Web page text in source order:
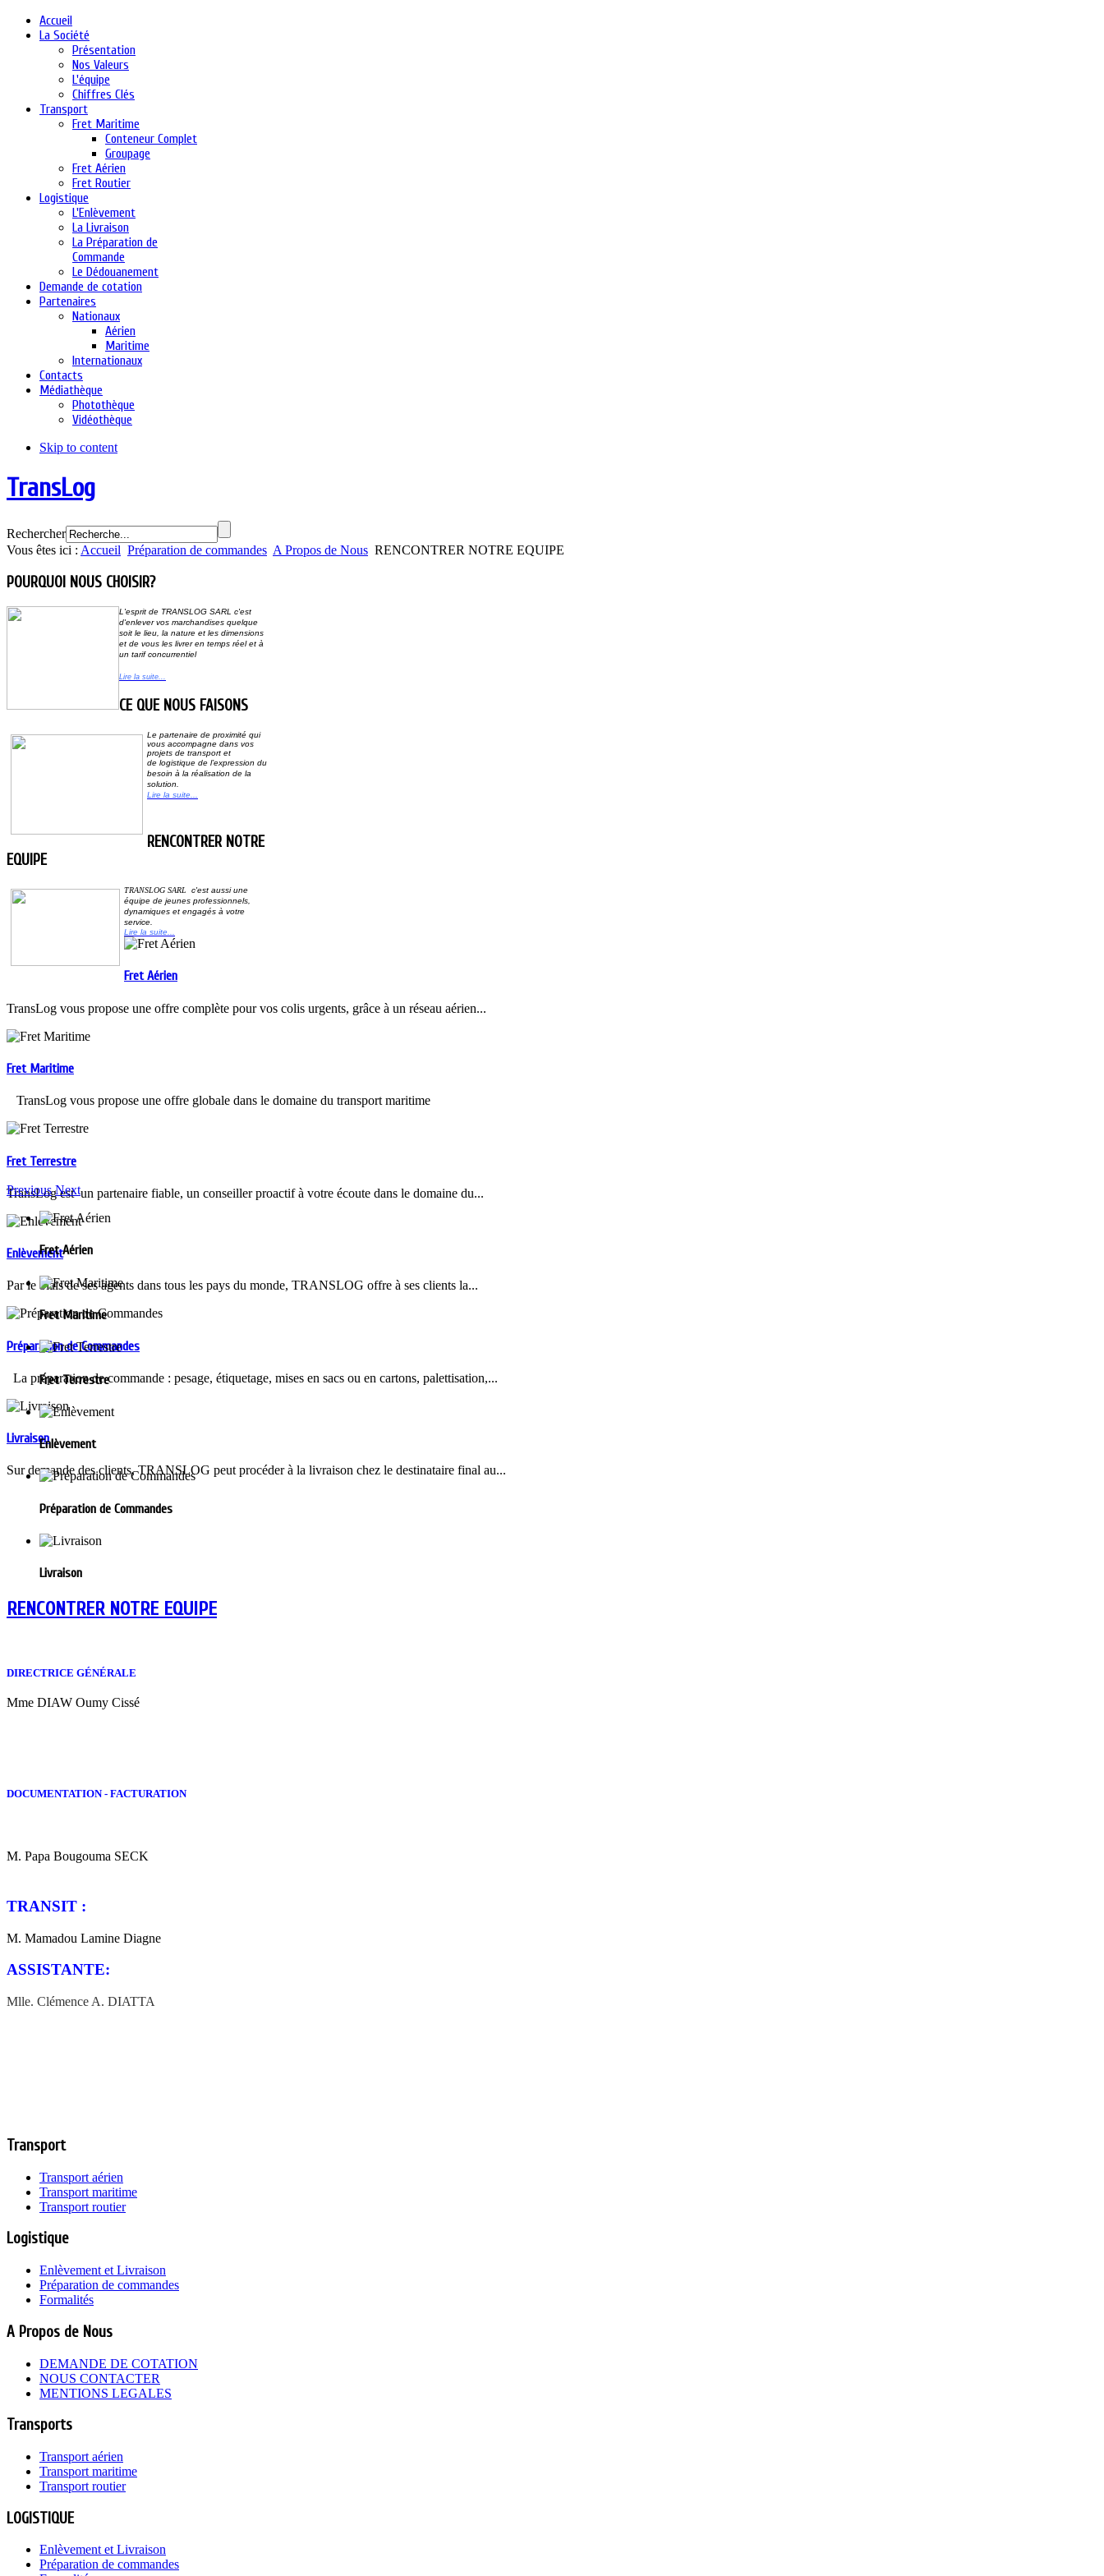
Accueil
La Société
Présentation
Nos Valeurs
L'équipe
Chiffres Clés
Transport
Fret Maritime
Conteneur Complet
Groupage
Fret Aérien
Fret Routier
Logistique
L'Enlèvement
La Livraison
La Préparation de
Commande
Le Dédouanement
Demande de cotation
Partenaires
Nationaux
Aérien
Maritime
Internationaux
Contacts
Médiathèque
Photothèque
Vidéothèque
Skip to content
TransLog
Rechercher
Vous êtes ici : Accueil Préparation de commandes A Propos de Nous RENCONTRER NOTRE EQUIPE
POURQUOI NOUS CHOISIR?
L'esprit de TRANSLOG SARL c'est
d'enlever vos marchandises quelque
soit le lieu, la nature et les dimensions
et de vous les livrer en temps réel et à
un tarif concurrentiel
Lire la suite...
CE QUE NOUS FAISONS
Le partenaire de proximité qui
vous accompagne dans vos
projets de transport et
de logistique de l’expression du
besoin à la réalisation de la
solution.
Lire la suite...
RENCONTRER NOTRE
EQUIPE
TRANSLOG SARL
c'est aussi une
équipe de jeunes professionnels,
dynamiques et engagés à votre
service
Lire la suite...
Fret Aérien
TransLog vous propose une offre complète pour vos colis urgents, grâce à un réseau aérien...
Fret Maritime
TransLog vous propose une offre globale dans le domaine du transport maritime
Fret Terrestre
TransLog est un partenaire fiable, un conseiller proactif à votre écoute dans le domaine du...
Enlèvement
Par le biais de ses agents dans tous les pays du monde, TRANSLOG offre à ses clients la...
Préparation de Commandes
La préparation de commande : pesage, étiquetage, mises en sacs ou en cartons, palettisation,...
Livraison
Sur demande des clients, TRANSLOG peut procéder à la livraison chez le destinataire final au...
Previous Next
Fret Aérien
Fret Maritime
Fret Terrestre
Enlèvement
Préparation de Commandes
Livraison
RENCONTRER NOTRE EQUIPE
DIRECTRICE GÉNÉRALE
Mme DIAW Oumy Cissé
DOCUMENTATION - FACTURATION
M. Papa Bougouma SECK
TRANSIT :
M. Mamadou Lamine Diagne
ASSISTANTE:
Mlle. Clémence A. DIATTA
Transport
Transport aérien
Transport maritime
Transport routier
Logistique
Enlèvement et Livraison
Préparation de commandes
Formalités
A Propos de Nous
DEMANDE DE COTATION
NOUS CONTACTER
MENTIONS LEGALES
Transports
Transport aérien
Transport maritime
Transport routier
LOGISTIQUE
Enlèvement et Livraison
Préparation de commandes